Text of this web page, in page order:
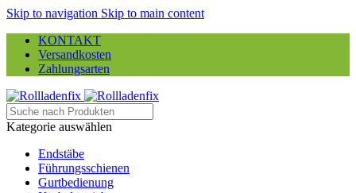
Skip to navigation Skip to main content
KONTAKT
Versandkosten
Zahlungsarten
Kategorie auswählen
Endstäbe
Führungsschienen
Gurtbedienung